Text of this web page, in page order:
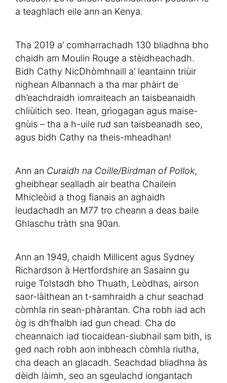
a teaghlach eile ann an Kenya.
Tha 2019 a’ comharrachadh 130 bliadhna bho
chaidh am Moulin Rouge a stèidheachadh.
Bidh Cathy NicDhòmhnaill a’ leantainn triùir
nighean Albannach a tha mar phàirt de
dh’eachdraidh iomraiteach an taisbeanaidh
chliùitich seo. Itean, grìogagan agus maise-
gnùis – tha a h-uile rud san taisbeanadh seo,
agus bidh Cathy na theis-mheadhan!
Ann an Curaidh na Coille/Birdman of Pollok,
gheibhear sealladh air beatha Chailein
Mhicleòid a thog fianais an aghaidh
leudachadh an M77 tro cheann a deas baile
Ghlaschu tràth sna 90an.
Ann an 1949, chaidh Millicent agus Sydney
Richardson à Hertfordshire an Sasainn gu
ruige Tolstadh bho Thuath, Leòdhas, airson
saor-làithean an t-samhraidh a chur seachad
còmhla rin sean-phàrantan. Cha robh iad ach
òg is dh’fhalbh iad gun chead. Cha do
cheannaich iad tiocaidean-siubhail sam bith, is
ged nach robh aon inbheach còmhla riutha,
cha deach an glacadh. Seachdad bliadhna às
dèidh làimh, seo an sgeulachd iongantach